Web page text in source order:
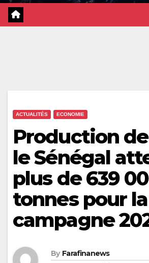
ACTUALITÉS ECONOMIE
Production
le Sénégal
plus de 639
tonnes pour la
campagne
By Farafinanews